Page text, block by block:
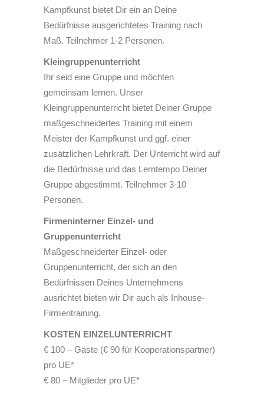
Kampfkunst bietet Dir ein an Deine
Bedürfnisse ausgerichtetes Training nach
Maß. Teilnehmer 1-2 Personen.
Kleingruppenunterricht
Ihr seid eine Gruppe und möchten
gemeinsam lernen. Unser
Kleingruppenunterricht bietet Deiner Gruppe
maßgeschneidertes Training mit einem
Meister der Kampfkunst und ggf. einer
zusätzlichen Lehrkraft. Der Unterricht wird auf
die Bedürfnisse und das Lerntempo Deiner
Gruppe abgestimmt. Teilnehmer 3-10
Personen.
Firmeninterner Einzel- und
Gruppenunterricht
Maßgeschneiderter Einzel- oder
Gruppenunterricht, der sich an den
Bedürfnissen Deines Unternehmens
ausrichtet bieten wir Dir auch als Inhouse-
Firmentraining.
KOSTEN EINZELUNTERRICHT
€ 100 – Gäste (€ 90 für Kooperationspartner)
pro UE*
€ 80 – Mitglieder pro UE*